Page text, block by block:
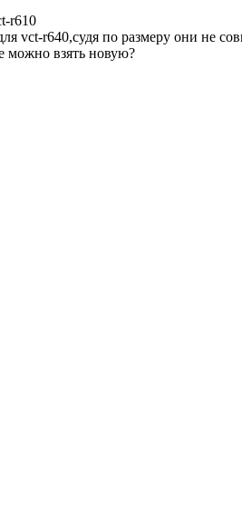
r610
vct-r640,судя по размеру они не
можно взять новую?